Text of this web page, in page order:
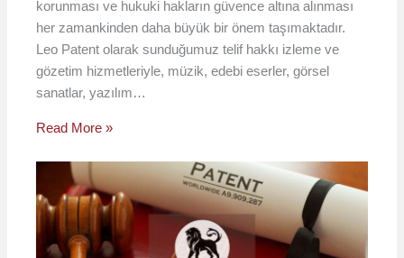
korunması ve hukuki hakların güvence altına alınması
her zamankinden daha büyük bir önem taşımaktadır.
Leo Patent olarak sunduğumuz telif hakkı izleme ve
gözetim hizmetleriyle, müzik, edebi eserler, görsel
sanatlar, yazılım…
Read More »